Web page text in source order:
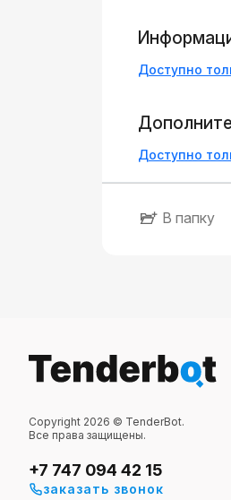
Доступно
Доступно
В папку
Copyright 2026 © TenderBot.
Все права защищены.
+7 747 094 42 15
заказать звонок